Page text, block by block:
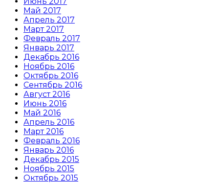
Май 2017
Апрель 2017
Март 2017
Февраль 2017
Январь 2017
Декабрь 2016
Ноябрь 2016
Октябрь 2016
Сентябрь 2016
Август 2016
Июнь 2016
Май 2016
Апрель 2016
Март 2016
Февраль 2016
Январь 2016
Декабрь 2015
Ноябрь 2015
Октябрь 2015